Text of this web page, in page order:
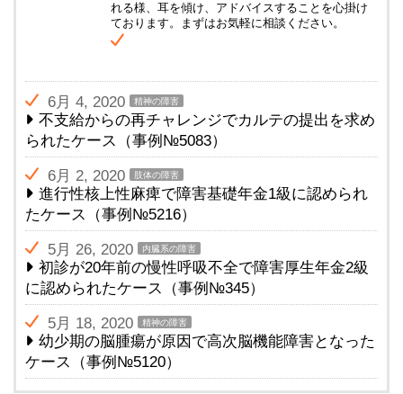
れる様、耳を傾け、アドバイスすることを心掛け
ております。まずはお気軽に相談ください。
6月 4, 2020 精神の障害
不支給からの再チャレンジでカルテの提出を求め
られたケース（事例№5083）
6月 2, 2020 肢体の障害
進行性核上性麻痺で障害基礎年金1級に認められ
たケース（事例№5216）
5月 26, 2020 内臓系の障害
初診が20年前の慢性呼吸不全で障害厚生年金2級
に認められたケース（事例№345）
5月 18, 2020 精神の障害
幼少期の脳腫瘍が原因で高次脳機能障害となった
ケース（事例№5120）